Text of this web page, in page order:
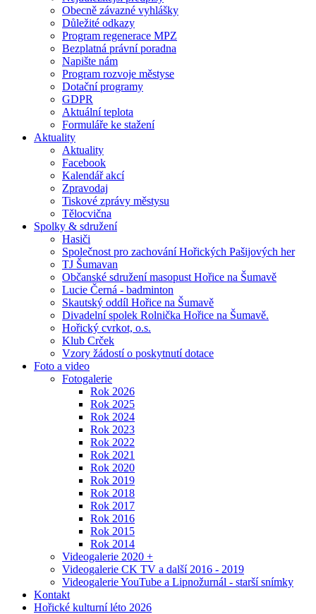
Obecně závazné vyhlášky
Důležité odkazy
Program regenerace MPZ
Bezplatná právní poradna
Napište nám
Program rozvoje městyse
Dotační programy
GDPR
Aktuální teplota
Formuláře ke stažení
Aktuality
Aktuality
Facebook
Kalendář akcí
Zpravodaj
Tiskové zprávy městysu
Tělocvična
Spolky & sdružení
Hasiči
Společnost pro zachování Hořických Pašijových her
TJ Šumavan
Občanské sdružení masopust Hořice na Šumavě
Lucie Černá - badminton
Skautský oddíl Hořice na Šumavě
Divadelní spolek Rolnička Hořice na Šumavě.
Hořický cvrkot, o.s.
Klub Crček
Vzory žádostí o poskytnutí dotace
Foto a video
Fotogalerie
Rok 2026
Rok 2025
Rok 2024
Rok 2023
Rok 2022
Rok 2021
Rok 2020
Rok 2019
Rok 2018
Rok 2017
Rok 2016
Rok 2015
Rok 2014
Videogalerie 2020 +
Videogalerie CK TV a další 2016 - 2019
Videogalerie YouTube a Lipnožurnál - starší snímky
Kontakt
Hořické kulturní léto 2026